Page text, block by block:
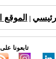
تابعونا